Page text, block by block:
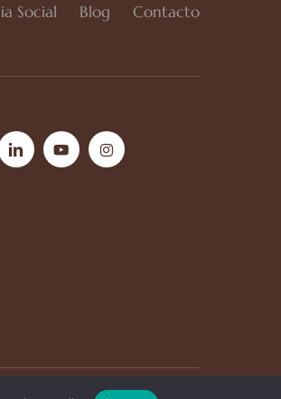
Social Blog Contacto
linkedinyoutubeinstagram